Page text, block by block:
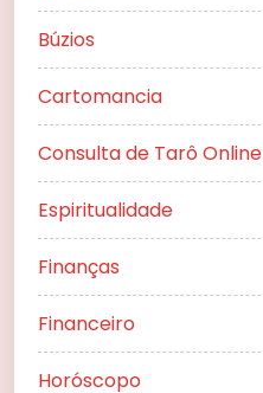
Búzios
Cartomancia
Consulta de Tarô Online
Espiritualidade
Finanças
Financeiro
Horóscopo